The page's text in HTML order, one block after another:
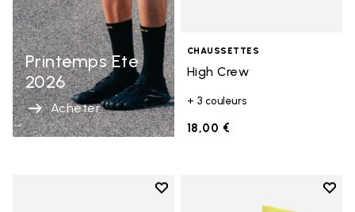
Printemps Ete
2026
Acheter
CHAUSSETTES
High Crew
+ 3 couleurs
18,00 €
Add to wishlist
Add to wishlist V-Run
Add